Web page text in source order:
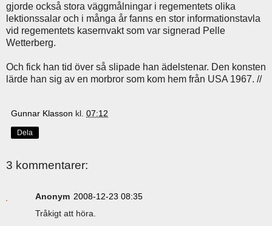
gjorde också stora väggmålningar i regementets olika
lektionssalar och i många år fanns en stor informationstavla
vid regementets kasernvakt som var signerad Pelle
Wetterberg.
Och fick han tid över så slipade han ädelstenar. Den konsten
lärde han sig av en morbror som kom hem från USA 1967. //
Gunnar Klasson kl. 07:12
Dela
3 kommentarer:
Anonym 2008-12-23 08:35
Tråkigt att höra.